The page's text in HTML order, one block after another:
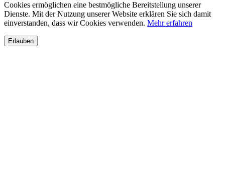
Cookies ermöglichen eine bestmögliche Bereitstellung unserer
Dienste. Mit der Nutzung unserer Website erklären Sie sich damit
einverstanden, dass wir Cookies verwenden. Mehr erfahren
Erlauben